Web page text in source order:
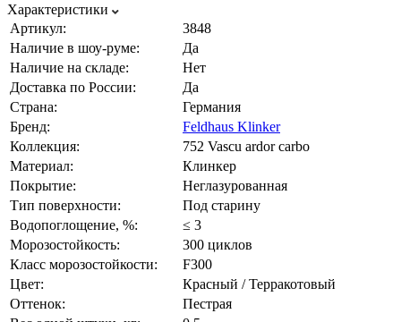
Характеристики
Артикул:
3848
Наличие в шоу-руме:
Да
Наличие на складе:
Нет
Доставка по России:
Да
Страна:
Германия
Бренд:
Feldhaus Klinker
Коллекция:
752 Vascu ardor carbo
Материал:
Клинкер
Покрытие:
Неглазурованная
Тип поверхности:
Под старину
Водопоглощение, %:
≤ 3
Морозостойкость:
300 циклов
Класс морозостойкости:
F300
Цвет:
Красный / Терракотовый
Оттенок:
Пестрая